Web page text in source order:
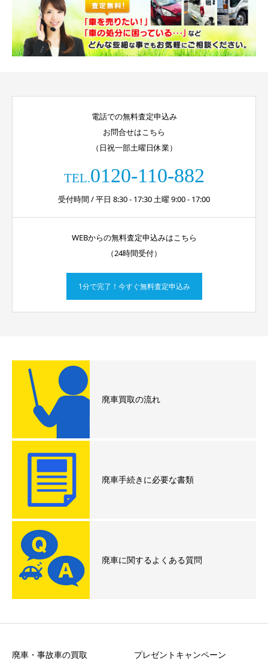
電話での無料査定申込み
お問合せはこちら
（日祝一部土曜日休業）
TEL.0120-110-882
受付時間 / 平日 8:30 - 17:30 土曜 9:00 - 17:00
WEBからの無料査定申込みはこちら
（24時間受付）
1分で完了！今すぐ無料査定申込み
廃車買取の流れ
廃車手続きに必要な書類
廃車に関するよくある質問
廃車・事故車の買取 プレゼントキャンペーン